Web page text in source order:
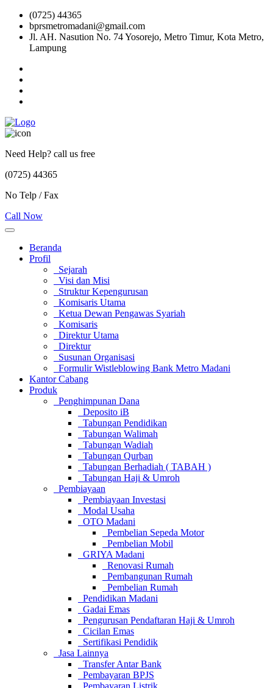
(0725) 44365
bprsmetromadani@gmail.com
Jl. AH. Nasution No. 74 Yosorejo, Metro Timur, Kota Metro,
Lampung
Need Help? call us free
(0725) 44365
No Telp / Fax
Call Now
Beranda
Profil
Sejarah
Visi dan Misi
Struktur Kepengurusan
Komisaris Utama
Ketua Dewan Pengawas Syariah
Komisaris
Direktur Utama
Direktur
Susunan Organisasi
Formulir Wistleblowing Bank Metro Madani
Kantor Cabang
Produk
Penghimpunan Dana
Deposito iB
Tabungan Pendidikan
Tabungan Walimah
Tabungan Wadiah
Tabungan Qurban
Tabungan Berhadiah ( TABAH )
Tabungan Haji & Umroh
Pembiayaan
Pembiayaan Investasi
Modal Usaha
OTO Madani
Pembelian Sepeda Motor
Pembelian Mobil
GRIYA Madani
Renovasi Rumah
Pembangunan Rumah
Pembelian Rumah
Pendidikan Madani
Gadai Emas
Pengurusan Pendaftaran Haji & Umroh
Cicilan Emas
Sertifikasi Pendidik
Jasa Lainnya
Transfer Antar Bank
Pembayaran BPJS
Pembayaran Listrik